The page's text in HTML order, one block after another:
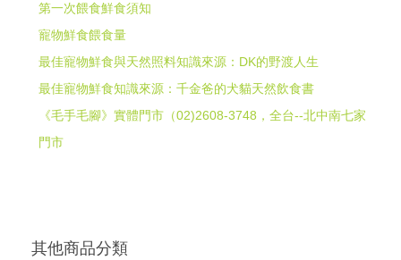
第一次餵食鮮食須知
寵物鮮食餵食量
最佳寵物鮮食與天然照料知識來源：DK的野渡人生
最佳寵物鮮食知識來源：千金爸的犬貓天然飲食書
《毛手毛腳》實體門市（02)2608-3748，全台--北中南七家
門市
其他商品分類